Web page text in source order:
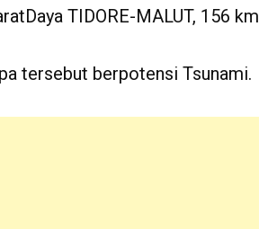
TIDORE-MALUT, 156 km
tersebut berpotensi Tsunami.